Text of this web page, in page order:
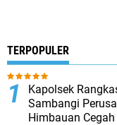
TERPOPULER
Kapolsek
Sambangi
Himbauan